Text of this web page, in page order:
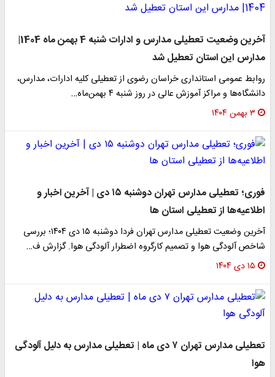
آخرین وضعیت تعطیلی مدارس و ادارات شنبه 4 بهمن ماه 1404|
مدارس این استان تعطیل شد
روابط عمومی استانداری خراسان رضوی از تعطیلی کلیه ادارات، مدارس،
دانشگاه‌ها و مراکز آموزش عالی در روز شنبه ۴ بهمن‌ماه…
۳ بهمن ۱۴۰۴
فوری؛ تعطیلی مدارس تهران دوشنبه ۱۵ دی | آخرین اخبار و
اطلاعیه‌ها از تعطیلی استان ها
آخرین وضعیت تعطیلی مدارس تهران فردا دوشنبه ۱۵ دی ۱۴۰۴؛ بررسی
شاخص آلودگی هوا و تصمیم کارگروه اضطرار آلودگی هوا. گزارش ف…
۱۵ دی ۱۴۰۴
تعطیلی مدارس تهران ۷ دی ماه | تعطیلی مدارس به دلیل آلودگی
هوا